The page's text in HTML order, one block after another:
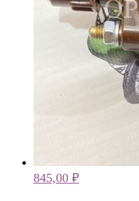
845,00 ₽